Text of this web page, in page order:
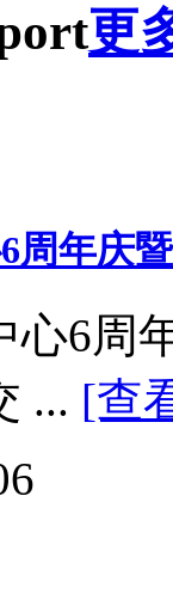
更
周年庆
心6周
... [查